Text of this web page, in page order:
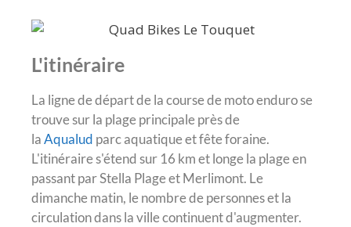
L'itinéraire
La ligne de départ de la course de moto enduro se
trouve sur la plage principale près de
laAqualud parc aquatique et fête foraine.
L'itinéraire s'étend sur 16 km et longe la plage en
passant par Stella Plage et Merlimont. Le
dimanche matin, le nombre de personnes et la
circulation dans la ville continuent d'augmenter.